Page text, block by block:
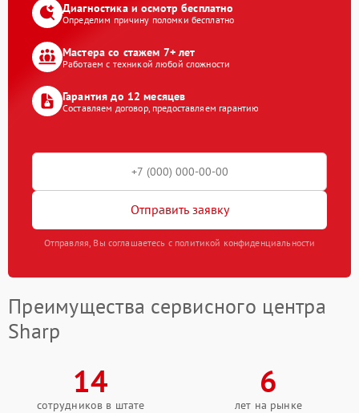
Диагностика и осмотр бесплатно
Определим причину поломки бесплатно
Мастера со стажем 7+ лет
Работаем с техникой любой сложности
Гарантия до 12 месяцев
Составляем договор, предоставляем гарантию
Отправить заявку
Отправляя, Вы соглашаетесь с политикой конфиденциальности
Преимущества сервисного центра
Sharp
14
сотрудников в штате
6
лет на рынке